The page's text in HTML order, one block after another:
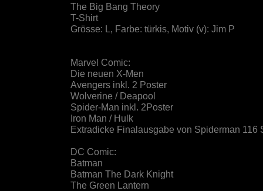
The Big Bang Theory
T-Shirt
Grösse: L, Farbe: türkis, Motiv (v): Jim P
Marvel Comic:
Die neuen X-Men
Avengers inkl. 2 Poster
Wolverine / Deapool
Spider-Man inkl. 2Poster
Iron Man / Hulk
Extradicke Finalausgabe von Spiderman 116
DC Comic:
Batman
Batman The Dark Knight
The Green Lantern